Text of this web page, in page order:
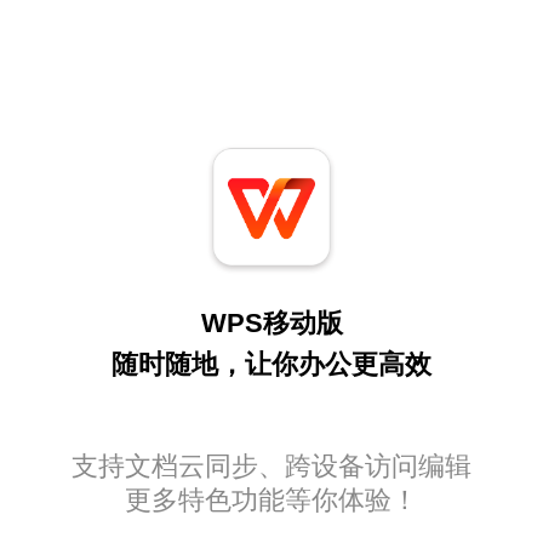
WPS移动版
随时随地，让你办公更高效
支持文档云同步、跨设备访问编辑
更多特色功能等你体验！